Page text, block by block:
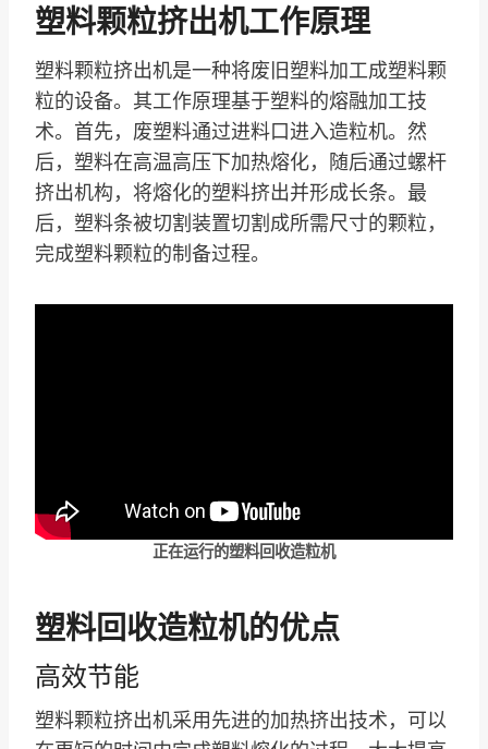
塑料颗粒挤出机工作原理
塑料颗粒挤出机是一种将废旧塑料加工成塑料颗
粒的设备。其工作原理基于塑料的熔融加工技
术。首先，废塑料通过进料口进入造粒机。然
后，塑料在高温高压下加热熔化，随后通过螺杆
挤出机构，将熔化的塑料挤出并形成长条。最
后，塑料条被切割装置切割成所需尺寸的颗粒，
完成塑料颗粒的制备过程。
正在运行的塑料回收造粒机
塑料回收造粒机的优点
高效节能
塑料颗粒挤出机采用先进的加热挤出技术，可以